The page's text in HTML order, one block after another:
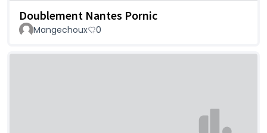
Doublement Nantes Pornic
Mangechoux 0